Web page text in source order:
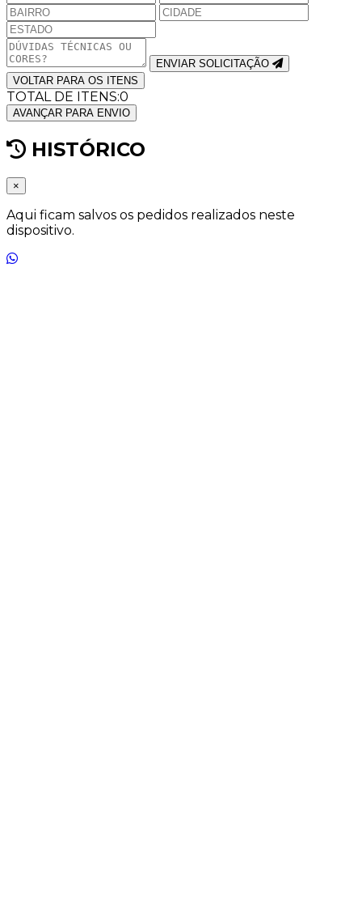
ENVIAR SOLICITAÇÃO
VOLTAR PARA OS ITENS
TOTAL DE ITENS:0
AVANÇAR PARA ENVIO
HISTÓRICO
×
Aqui ficam salvos os pedidos realizados neste
dispositivo.